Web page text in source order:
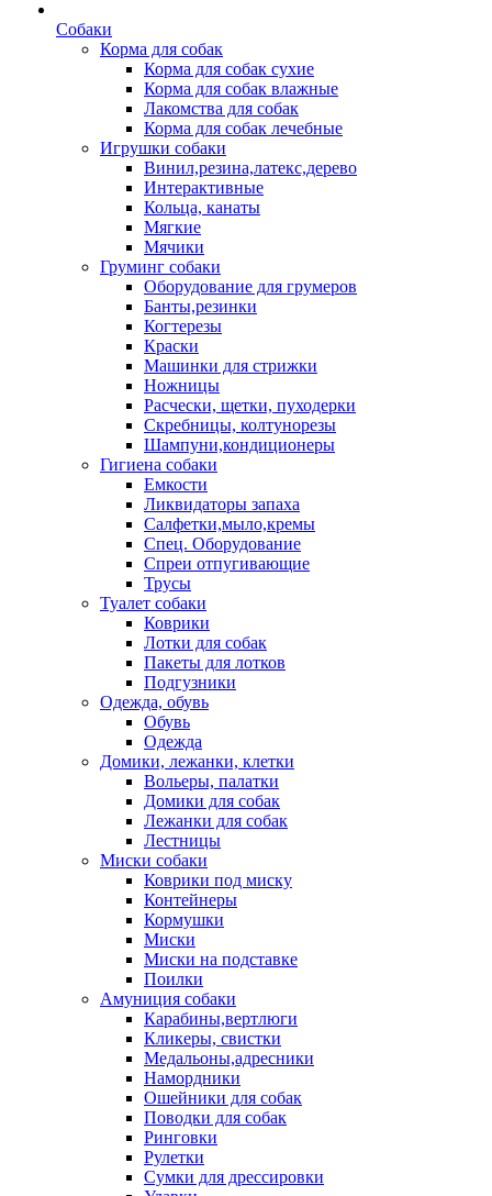
Собаки
Корма для собак
Корма для собак сухие
Корма для собак влажные
Лакомства для собак
Корма для собак лечебные
Игрушки собаки
Винил,резина,латекс,дерево
Интерактивные
Кольца, канаты
Мягкие
Мячики
Груминг собаки
Оборудование для грумеров
Банты,резинки
Когтерезы
Краски
Машинки для стрижки
Ножницы
Расчески, щетки, пуходерки
Скребницы, колтунорезы
Шампуни,кондиционеры
Гигиена собаки
Емкости
Ликвидаторы запаха
Салфетки,мыло,кремы
Спец. Оборудование
Спреи отпугивающие
Трусы
Туалет собаки
Коврики
Лотки для собак
Пакеты для лотков
Подгузники
Одежда, обувь
Обувь
Одежда
Домики, лежанки, клетки
Вольеры, палатки
Домики для собак
Лежанки для собак
Лестницы
Миски собаки
Коврики под миску
Контейнеры
Кормушки
Миски
Миски на подставке
Поилки
Амуниция собаки
Карабины,вертлюги
Кликеры, свистки
Медальоны,адресники
Намордники
Ошейники для собак
Поводки для собак
Ринговки
Рулетки
Сумки для дрессировки